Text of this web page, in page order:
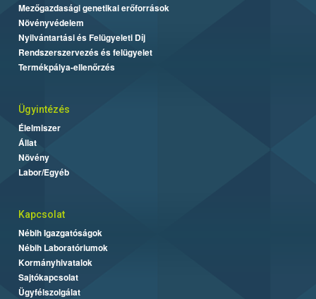
Mezőgazdasági genetikai erőforrások
Növényvédelem
Nyilvántartási és Felügyeleti Díj
Rendszerszervezés és felügyelet
Termékpálya-ellenőrzés
Ügyintézés
Élelmiszer
Állat
Növény
Labor/Egyéb
Kapcsolat
Nébih Igazgatóságok
Nébih Laboratóriumok
Kormányhivatalok
Sajtókapcsolat
Ügyfélszolgálat